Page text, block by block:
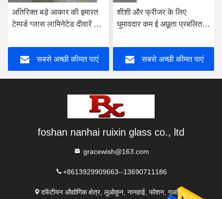
अतिरिक्त बड़े आकार की इमारत
टेम्पर्ड ग्लास लामिनेटेड दीवारें 8
सबसे अच्छी कीमत पाएं
शीशी और फ्रीजर के लिए
घुमावदार कम ई अछूता प्रबलित
सबसे अच्छी कीमत पाएं
foshan nanhai ruixin glass co., ltd
gracewish@163.com
+8613929909663--13690711186
दफेंटीयन औद्योगिक क्षेत्र, लुओकुन, नानहाई, फोशन, गुआंग्डोंग